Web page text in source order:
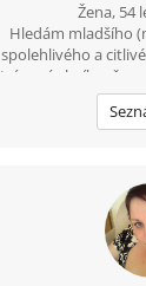
Žena, 54
Hledám mladšího
spolehlivého a
strávené chvíle...
dost mladší, než říká
nastavená - nechci
nad 100 km